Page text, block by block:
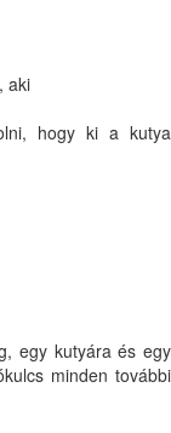
aki
hogy ki a kutya
egy kutyára és egy
minden további